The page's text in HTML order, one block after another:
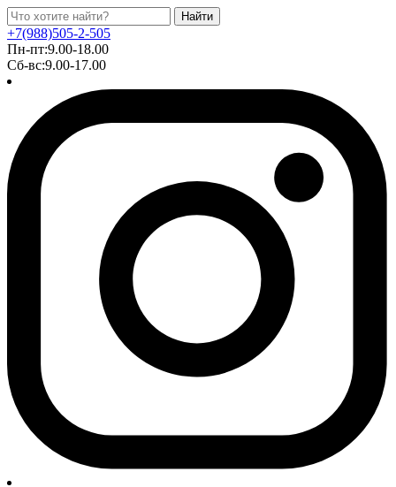
Найти
+7(988)505-2-505
Пн-пт:9.00-18.00
Сб-вс:9.00-17.00